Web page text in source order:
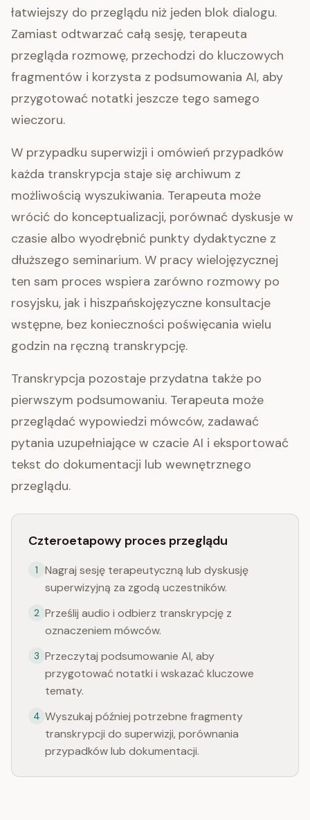
łatwiejszy do przeglądu niż jeden blok dialogu.
Zamiast odtwarzać całą sesję, terapeuta
przegląda rozmowę, przechodzi do kluczowych
fragmentów i korzysta z podsumowania AI, aby
przygotować notatki jeszcze tego samego
wieczoru.
W przypadku superwizji i omówień przypadków
każda transkrypcja staje się archiwum z
możliwością wyszukiwania. Terapeuta może
wrócić do konceptualizacji, porównać dyskusje w
czasie albo wyodrębnić punkty dydaktyczne z
dłuższego seminarium. W pracy wielojęzycznej
ten sam proces wspiera zarówno rozmowy po
rosyjsku, jak i hiszpańskojęzyczne konsultacje
wstępne, bez konieczności poświęcania wielu
godzin na ręczną transkrypcję.
Transkrypcja pozostaje przydatna także po
pierwszym podsumowaniu. Terapeuta może
przeglądać wypowiedzi mówców, zadawać
pytania uzupełniające w czacie AI i eksportować
tekst do dokumentacji lub wewnętrznego
przeglądu.
Czteroetapowy proces przeglądu
1
Nagraj sesję terapeutyczną lub dyskusję
superwizyjną za zgodą uczestników.
2 Prześlij audio i odbierz transkrypcję z
oznaczeniem mówców.
3 Przeczytaj podsumowanie AI, aby
przygotować notatki i wskazać kluczowe
tematy.
4 Wyszukaj później potrzebne fragmenty
transkrypcji do superwizji, porównania
przypadków lub dokumentacji.